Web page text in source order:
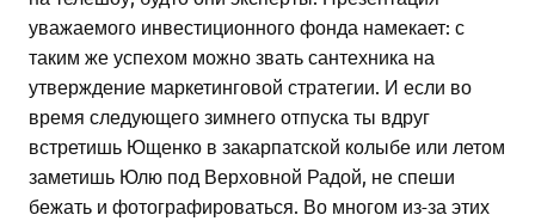
уважаемого инвестиционного фонда намекает: с
таким же успехом можно звать сантехника на
утверждение маркетинговой стратегии. И если во
время следующего зимнего отпуска ты вдруг
встретишь Ющенко в закарпатской колыбе или летом
заметишь Юлю под Верховной Радой, не спеши
бежать и фотографироваться. Во многом из-за этих